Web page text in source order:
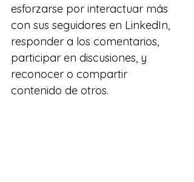
esforzarse por interactuar más
con sus seguidores en LinkedIn,
responder a los comentarios,
participar en discusiones, y
reconocer o compartir
contenido de otros.